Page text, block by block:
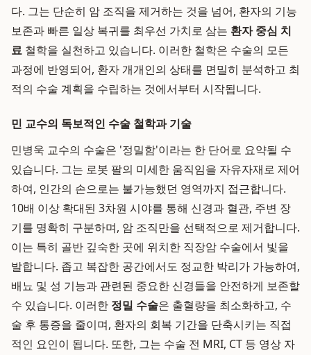
다. 그는 단순히 암 조직을 제거하는 것을 넘어, 환자의 기능
보존과 빠른 일상 복귀를 최우선 가치로 삼는 환자 중심 치
료 철학을 실천하고 있습니다. 이러한 철학은 수술의 모든
과정에 반영되어, 환자 개개인의 상태를 면밀히 분석하고 최
적의 수술 계획을 수립하는 것에서부터 시작됩니다.
민 교수의 독보적인 수술 철학과 기술
민병욱 교수의 수술은 '정밀함'이라는 한 단어로 요약될 수
있습니다. 그는 로봇 팔의 미세한 움직임을 자유자재로 제어
하여, 인간의 손으로는 불가능했던 영역까지 접근합니다.
10배 이상 확대된 3차원 시야를 통해 신경과 혈관, 주변 장
기를 명확히 구분하며, 암 조직만을 선택적으로 제거합니다.
이는 특히 골반 깊숙한 곳에 위치한 직장암 수술에서 빛을
발합니다. 좁고 복잡한 공간에서도 정교한 박리가 가능하여,
배뇨 및 성 기능과 관련된 중요한 신경들을 안전하게 보존할
수 있습니다. 이러한 정밀 수술은 출혈량을 최소화하고, 수
술 후 통증을 줄이며, 환자의 회복 기간을 단축시키는 직접
적인 요인이 됩니다. 또한, 그는 수술 전 MRI, CT 등 영상 자